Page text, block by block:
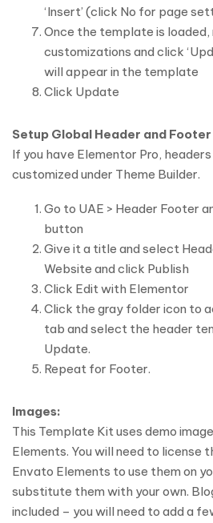
‘Insert’ (click No for page
Once the template is loaded,
customizations and click
will appear in the template
Click Update
Setup Global Header and Footer
If you have Elementor Pro,
customized under Theme Builder.
Go to UAE > Header Footer
button
Give it a title and select
Website and click Publish
Click Edit with Elementor
Click the gray folder icon to
tab and select the header
Update.
Repeat for Footer.
Images:
This Template Kit uses demo
Elements. You will need to license
Envato Elements to use them on
substitute them with your own.
included – you will need to add a